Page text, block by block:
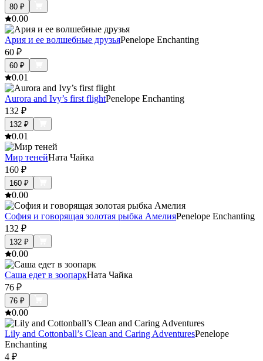
80 ₽
0.00
Ария и ее волшебные друзьяPenelope Enchanting
60 ₽
60 ₽
0.01
Aurora and Ivy’s first flightPenelope Enchanting
132 ₽
132 ₽
0.01
Мир тенейНата Чайка
160 ₽
160 ₽
0.00
София и говорящая золотая рыбка АмелияPenelope Enchanting
132 ₽
132 ₽
0.00
Саша едет в зоопаркНата Чайка
76 ₽
76 ₽
0.00
Lily and Cottonball’s Clean and Caring AdventuresPenelope
Enchanting
4 ₽